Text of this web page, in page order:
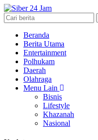
Beranda
Berita Utama
Entertainment
Polhukam
Daerah
Olahraga
Menu Lain
Bisnis
Lifestyle
Khazanah
Nasional